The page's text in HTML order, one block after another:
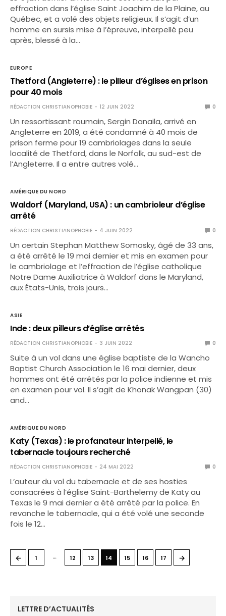
effraction dans l’église Saint Joachim de la Plaine, au
Québec, et a volé des objets religieux. Il s’agit d’un
homme en sursis mise à l’épreuve, interpellé peu
après, blessé à la…
EUROPE
Thetford (Angleterre) : le pilleur d’églises en prison
pour 40 mois
RÉDACTION CHRISTIANOPHOBIE 12 JUIN 2022 0
Un ressortissant roumain, Sergin Danaila, arrivé en
Angleterre en 2019, a été condamné à 40 mois de
prison ferme pour 19 cambriolages dans la seule
localité de Thetford, dans le Norfolk, au sud-est de
l’Angleterre. Il a entre autres volé…
AMÉRIQUE DU NORD
Waldorf (Maryland, USA) : un cambrioleur d’église
arrêté
RÉDACTION CHRISTIANOPHOBIE 4 JUIN 2022 0
Un certain Stephan Matthew Somosky, âgé de 33 ans,
a été arrêté le 19 mai dernier et mis en examen pour
le cambriolage et l’effraction de l’église catholique
Notre Dame Auxiliatrice à Waldorf dans le Maryland,
aux États-Unis, trois jours…
ASIE
Inde : deux pilleurs d’église arrêtés
RÉDACTION CHRISTIANOPHOBIE 3 JUIN 2022 0
Suite à un vol dans une église baptiste de la Wancho
Baptist Church Association le 16 mai dernier, deux
hommes ont été arrêtés par la police indienne et mis
en examen pour vol. Il s’agit de Khonak Wangpan (30)
and…
AMÉRIQUE DU NORD
Katy (Texas) : le profanateur interpellé, le
tabernacle toujours recherché
RÉDACTION CHRISTIANOPHOBIE 24 MAI 2022 0
L’auteur du vol du tabernacle et de ses hosties
consacrées à l’église Saint-Barthelemy de Katy au
Texas le 9 mai dernier a été arrêté par la police. En
revanche le tabernacle, qui a été volé une seconde
fois le 12…
← 1 … 12 13 14 15 16 17 →
LETTRE D’ACTUALITÉS